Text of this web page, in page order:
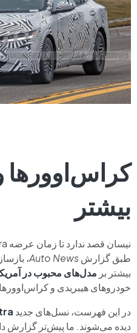
کراس‌اوورها
بیشتر
طبق گزارش Auto News،
بیشتر بر مدل‌های محبوب در
خودروهای هیبریدی و
در این فهرست، نسل‌های جدید